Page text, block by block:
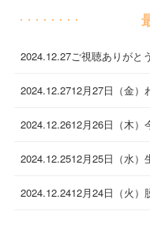
2024.12.27ご視聴ありがと
2024.12.2712月27日（金）
2024.12.2612月26日（木）
2024.12.2512月25日（水）
2024.12.2412月24日（火）